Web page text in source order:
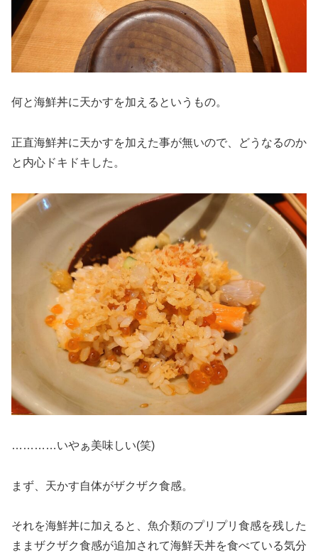
何と海鮮丼に天かすを加えるというもの。
正直海鮮丼に天かすを加えた事が無いので、どうなるのか
と内心ドキドキした。
…………いやぁ美味しい(笑)
まず、天かす自体がザクザク食感。
それを海鮮丼に加えると、魚介類のプリプリ食感を残した
ままザクザク食感が追加されて海鮮天丼を食べている気分